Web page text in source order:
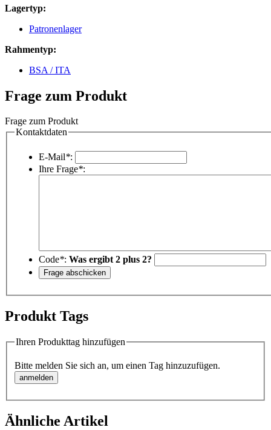
Lagertyp:
Patronenlager
Rahmentyp:
BSA / ITA
Frage zum Produkt
Frage zum Produkt
Kontaktdaten
E-Mail*:
Ihre Frage*:
Code*: Was ergibt 2 plus 2?
Produkt Tags
Ihren Produkttag hinzufügen
Bitte melden Sie sich an, um einen Tag hinzuzufügen.
Ähnliche Artikel